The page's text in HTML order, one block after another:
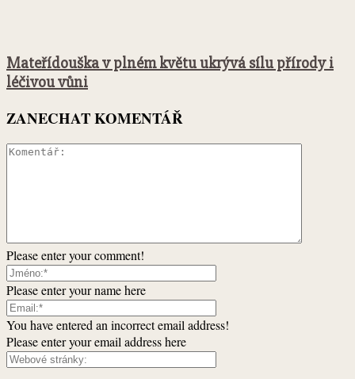
Mateřídouška v plném květu ukrývá sílu přírody i
léčivou vůni
ZANECHAT KOMENTÁŘ
Please enter your comment!
Please enter your name here
You have entered an incorrect email address!
Please enter your email address here